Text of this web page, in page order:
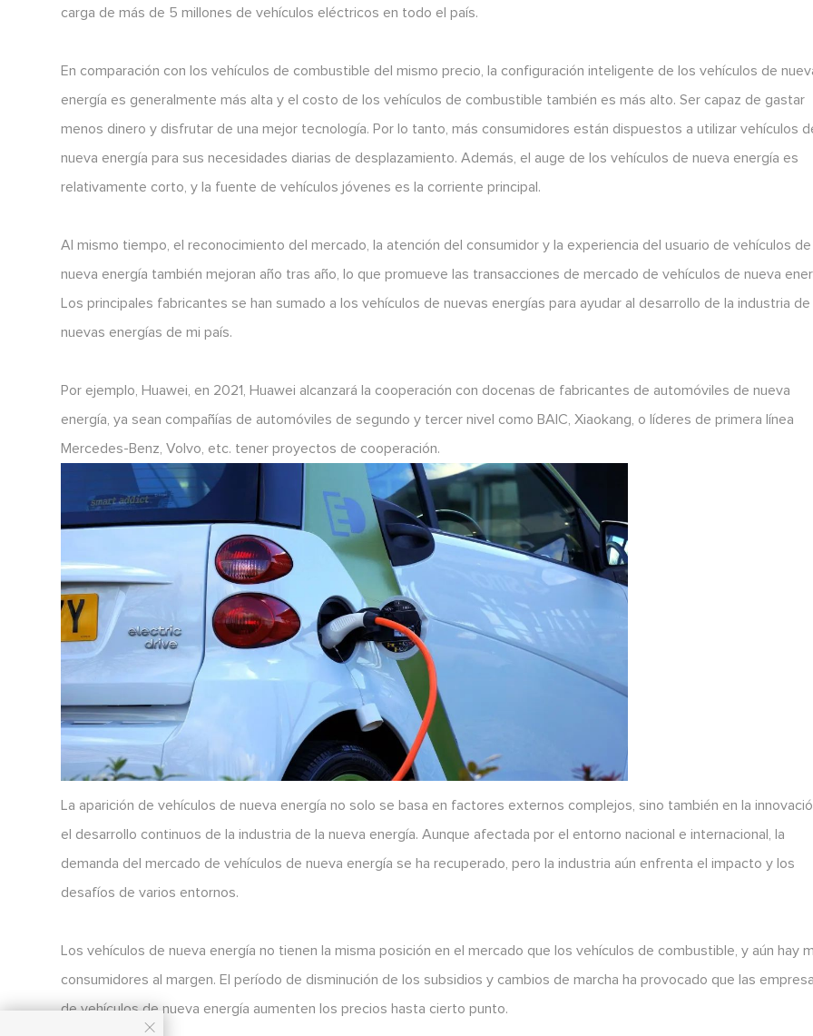
carga de más de 5 millones de vehículos eléctricos en todo el país.
En comparación con los vehículos de combustible del mismo precio, la configuración inteligente de los vehículos de
energía es generalmente más alta y el costo de los vehículos de combustible también es más alto. Ser capaz de gastar
menos dinero y disfrutar de una mejor tecnología. Por lo tanto, más consumidores están dispuestos a utilizar vehículos
nueva energía para sus necesidades diarias de desplazamiento. Además, el auge de los vehículos de nueva energía es
relativamente corto, y la fuente de vehículos jóvenes es la corriente principal.
Al mismo tiempo, el reconocimiento del mercado, la atención del consumidor y la experiencia del usuario de vehículos de
nueva energía también mejoran año tras año, lo que promueve las transacciones de mercado de vehículos de nueva
Los principales fabricantes se han sumado a los vehículos de nuevas energías para ayudar al desarrollo de la industria de
nuevas energías de mi país.
Por ejemplo, Huawei, en 2021, Huawei alcanzará la cooperación con docenas de fabricantes de automóviles de nueva
energía, ya sean compañías de automóviles de segundo y tercer nivel como BAIC, Xiaokang, o líderes de primera línea
Mercedes-Benz, Volvo, etc. tener proyectos de cooperación.
La aparición de vehículos de nueva energía no solo se basa en factores externos complejos, sino también en la
el desarrollo continuos de la industria de la nueva energía. Aunque afectada por el entorno nacional e internacional, la
demanda del mercado de vehículos de nueva energía se ha recuperado, pero la industria aún enfrenta el impacto y los
desafíos de varios entornos.
Los vehículos de nueva energía no tienen la misma posición en el mercado que los vehículos de combustible, y aún hay
consumidores al margen. El período de disminución de los subsidios y cambios de marcha ha provocado que las
de vehículos de nueva energía aumenten los precios hasta cierto punto.
